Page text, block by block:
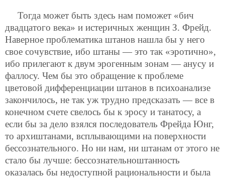
Тогда может быть здесь нам поможет «бич
двадцатого века» и истеричных женщин З. Фрейд.
Наверное проблематика штанов нашла бы у него
свое сочувствие, ибо штаны — это так «эротично»,
ибо прилегают к двум эрогенным зонам — анусу и
фаллосу. Чем бы это обращение к проблеме
цветовой дифференциации штанов в психоанализе
закончилось, не так уж трудно предсказать — все в
конечном счете свелось бы к эросу и танатосу, а
если бы за дело взялся последователь Фрейда Юнг,
то архиштанами, всплывающими на поверхности
бессознательного. Но ни нам, ни штанам от этого не
стало бы лучше: бессознательноштанность
оказалась бы недоступной рациональности и была